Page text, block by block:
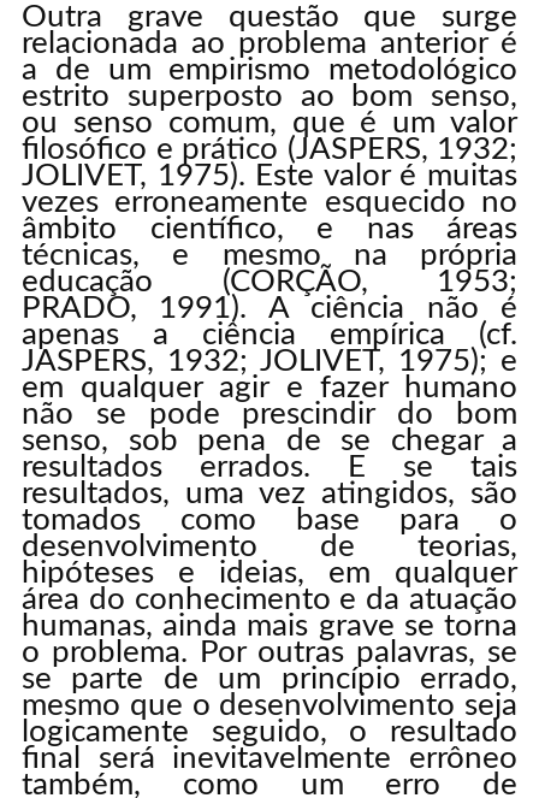
Outra grave questão que surge
relacionada ao problema anterior é
a de um empirismo metodológico
estrito superposto ao bom senso,
ou senso comum, que é um valor
filosófico e prático (JASPERS, 1932;
JOLIVET, 1975). Este valor é muitas
vezes erroneamente esquecido no
âmbito científico, e nas áreas
técnicas, e mesmo na própria
educação (CORÇÃO, 1953;
PRADO, 1991). A ciência não é
apenas a ciência empírica (cf.
JASPERS, 1932; JOLIVET, 1975); e
em qualquer agir e fazer humano
não se pode prescindir do bom
senso, sob pena de se chegar a
resultados errados. E se tais
resultados, uma vez atingidos, são
tomados como base para o
desenvolvimento de teorias,
hipóteses e ideias, em qualquer
área do conhecimento e da atuação
humanas, ainda mais grave se torna
o problema. Por outras palavras, se
se parte de um princípio errado,
mesmo que o desenvolvimento seja
logicamente seguido, o resultado
final será inevitavelmente errôneo
também, como um erro de